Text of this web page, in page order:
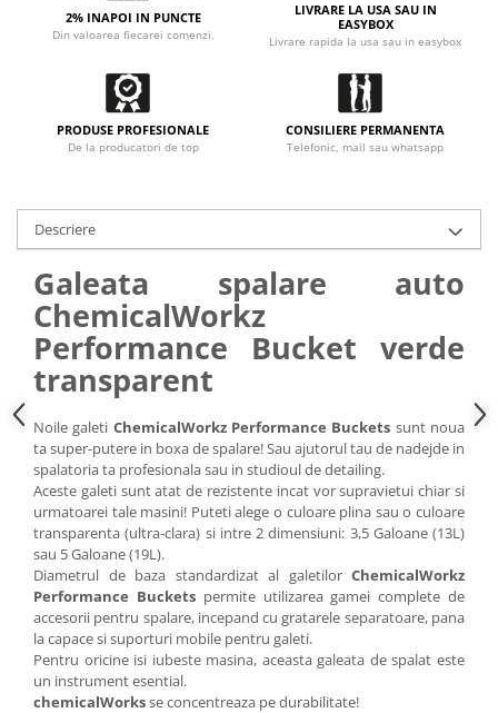
2% INAPOI IN PUNCTE
Din valoarea fiecarei comenzi.
LIVRARE LA USA SAU IN
EASYBOX
Livrare rapida la usa sau in easybox
PRODUSE PROFESIONALE
De la producatori de top
CONSILIERE PERMANENTA
Telefonic, mail sau whatsapp
Descriere
Galeata spalare auto
ChemicalWorkz
Performance Bucket verde
transparent
Noile galeti ChemicalWorkz Performance Buckets sunt noua
ta super-putere in boxa de spalare! Sau ajutorul tau de nadejde in
spalatoria ta profesionala sau in studioul de detailing.
Aceste galeti sunt atat de rezistente incat vor supravietui chiar si
urmatoarei tale masini! Puteti alege o culoare plina sau o culoare
transparenta (ultra-clara) si intre 2 dimensiuni: 3,5 Galoane (13L)
sau 5 Galoane (19L).
Diametrul de baza standardizat al galetilor ChemicalWorkz
Performance Bucketspermite utilizarea gamei complete de
accesorii pentru spalare, incepand cu gratarele separatoare, pana
la capace si suporturi mobile pentru galeti.
Pentru oricine isi iubeste masina, aceasta galeata de spalat este
un instrument esential.
chemicalWorksse concentreaza pe durabilitate!